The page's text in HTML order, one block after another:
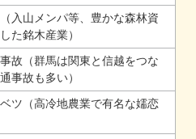
入山メンパ等、豊かな森林資
た銘木産業）
故（群馬は関東と信越をつな
事故も多い）
ツ（高冷地農業で有名な嬬恋